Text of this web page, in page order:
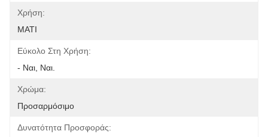
Χρήση:
ΜΑΤΙ
Εύκολο Στη Χρήση:
- Ναι, Ναι.
Χρώμα:
Προσαρμόσιμο
Δυνατότητα Προσφοράς: